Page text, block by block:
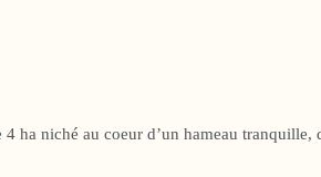
ha niché au coeur d’un hameau